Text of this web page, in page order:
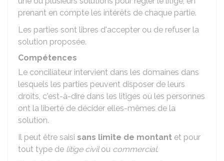
prenant en compte les intérêts de chaque partie.
Les parties sont libres d'accepter ou de refuser la
solution proposée.
Compétences
Le conciliateur intervient dans les domaines dans
lesquels les parties peuvent disposer de leurs
droits, c'est-à-dire dans les litiges où les personnes
ont la liberté de décider elles-mêmes de la
solution.
Il peut être saisi sans limite de montant et pour
tout type de litige civilou commercial.